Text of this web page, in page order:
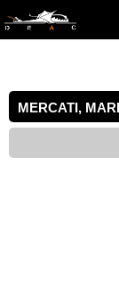
MERCATI,